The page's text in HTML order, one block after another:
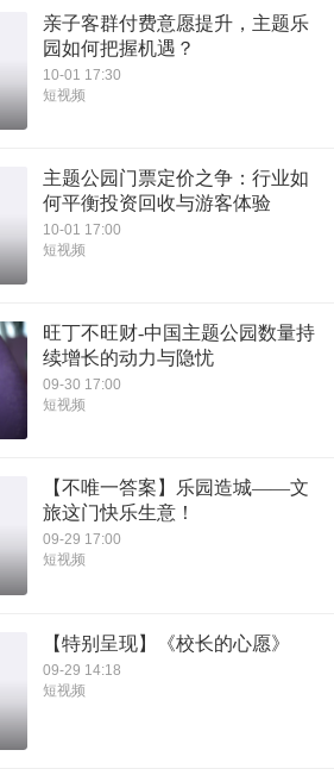
亲子客群付费意愿提升，主题乐
园如何把握机遇？
10-01 17:30
短视频
主题公园门票定价之争：行业如
何平衡投资回收与游客体验
10-01 17:00
短视频
旺丁不旺财-中国主题公园数量持
续增长的动力与隐忧
09-30 17:00
短视频
【不唯一答案】乐园造城——文
旅这门快乐生意！
09-29 17:00
短视频
【特别呈现】《校长的心愿》
09-29 14:18
短视频